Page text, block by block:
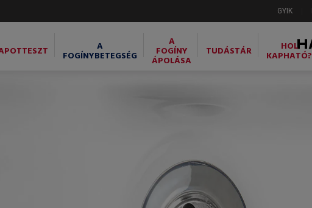
GYIK
A
FOGÍNYBETEGSÉG
A
FOGÍNY
ÁPOLÁSA
TUDÁSTÁR HOL
KAPHATÓ?